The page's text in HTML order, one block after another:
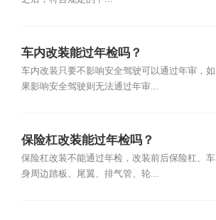
车内改装能过年检吗？
车内改装只要不影响安全驾驶可以通过年审，如
果影响安全驾驶则无法通过年审...
保险杠改装能过年检吗？
保险杠改装不能通过年检，改装前后保险杠、车
身周边踏板、尾翼、排气管、轮...